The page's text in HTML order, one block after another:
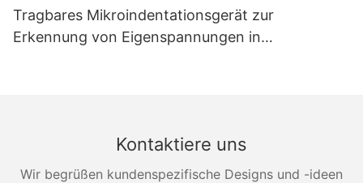
Tragbares Mikroindentationsgerät zur
Erkennung von Eigenspannungen in
Kontaktiere uns
Wir begrüßen kundenspezifische Designs und -ideen